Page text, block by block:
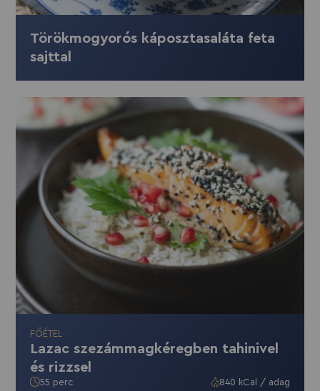
Törökmogyorós káposztasaláta feta
sajttal
FŐÉTEL
Lazac szezámmagkéregben tahinivel
és rizzsel
55 perc 840 kCal / adag